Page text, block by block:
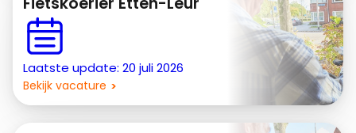
Laatste update: 20 juli 2026
Bekijk vacature